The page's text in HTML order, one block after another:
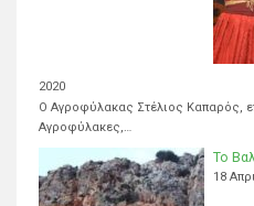
2020
Ο Αγροφύλακας Στέλιος Καπαρός,
Αγροφύλακες,…
Το
18